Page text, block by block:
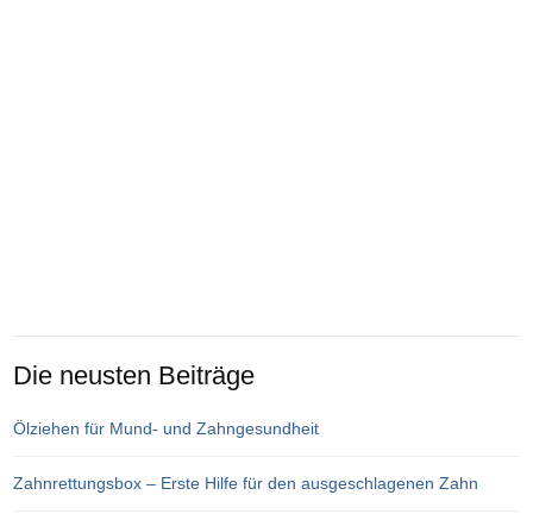
Die neusten Beiträge
Ölziehen für Mund- und Zahngesundheit
Zahnrettungsbox – Erste Hilfe für den ausgeschlagenen Zahn